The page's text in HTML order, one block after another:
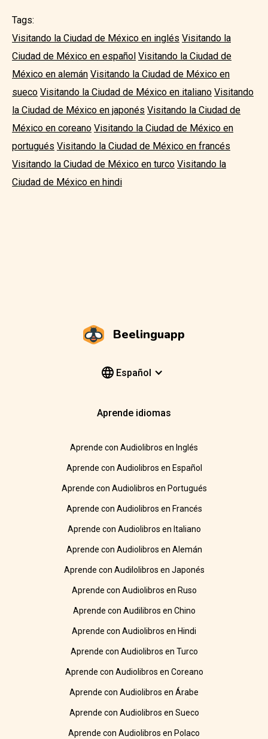
Tags:
Visitando la Ciudad de México en inglés Visitando la
Ciudad de México en español Visitando la Ciudad de
México en alemán Visitando la Ciudad de México en
sueco Visitando la Ciudad de México en italiano Visitando
la Ciudad de México en japonés Visitando la Ciudad de
México en coreano Visitando la Ciudad de México en
portugués Visitando la Ciudad de México en francés
Visitando la Ciudad de México en turco Visitando la
Ciudad de México en hindi
Beelinguapp
Español
Aprende idiomas
Aprende con Audiolibros en Inglés
Aprende con Audiolibros en Español
Aprende con Audiolibros en Portugués
Aprende con Audiolibros en Francés
Aprende con Audiolibros en Italiano
Aprende con Audiolibros en Alemán
Aprende con Audilolibros en Japonés
Aprende con Audiolibros en Ruso
Aprende con Audilibros en Chino
Aprende con Audiolibros en Hindi
Aprende con Audiolibros en Turco
Aprende con Audiolibros en Coreano
Aprende con Audiolibros en Árabe
Aprende con Audiolibros en Sueco
Aprende con Audiolibros en Polaco